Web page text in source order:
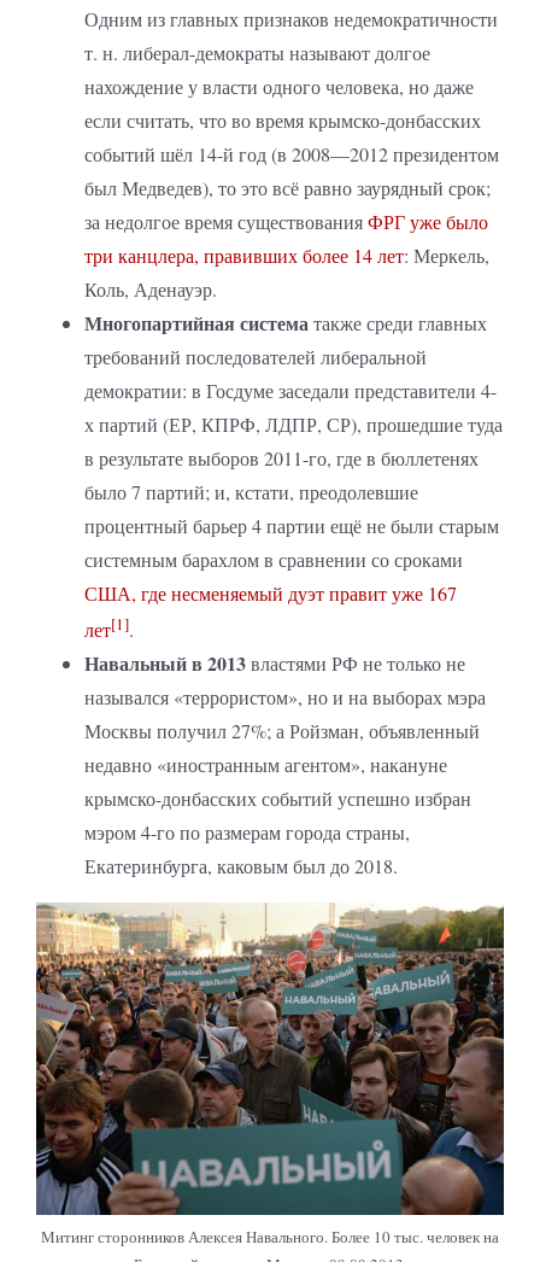
Одним из главных признаков недемократичности
т. н. либерал-демократы называют долгое
нахождение у власти одного человека, но даже
если считать, что во время крымско-донбасских
событий шёл 14-й год (в 2008—2012 президентом
был Медведев), то это всё равно заурядный срок;
за недолгое время существованияФРГ уже было
три канцлера, правивших более 14 лет: Меркель,
Коль, Аденауэр.
Многопартийная систематакже среди главных
требований последователей либеральной
демократии: в Госдуме заседали представители 4-
х партий (ЕР, КПРФ, ЛДПР, СР), прошедшие туда
в результате выборов 2011-го, где в бюллетенях
было 7 партий; и, кстати, преодолевшие
процентный барьер 4 партии ещё не были старым
системным барахлом в сравнении со сроками
США, где несменяемый дуэт правит уже 167
лет[1].
Навальный в 2013властями РФ не только не
назывался «террористом», но и на выборах мэра
Москвы получил 27%; а Ройзман, объявленный
недавно «иностранным агентом», накануне
крымско-донбасских событий успешно избран
мэром 4-го по размерам города страны,
Екатеринбурга, каковым был до 2018.
Митинг сторонников Алексея Навального. Более 10 тыс. человек на